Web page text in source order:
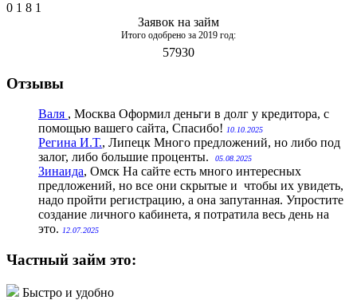
0 1 8 1
Заявок на займ
Итого одобрено за 2019 год:
57930
Отзывы
Валя , Москва Оформил деньги в долг у кредитора, с
помощью вашего сайта, Спасибо! 10.10.2025
Регина И.Т., Липецк Много предложений, но либо под
залог, либо большие проценты.
05.08.2025
Зинаида, Омск На сайте есть много интересных
предложений, но все они скрытые и чтобы их увидеть,
надо пройти регистрацию, а она запутанная. Упростите
создание личного кабинета, я потратила весь день на
это. 12.07.2025
Частный займ это:
Быстро и удобно